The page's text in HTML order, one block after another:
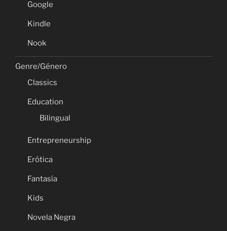
Google
Kindle
Nook
Genre/Género
Classics
Education
Bilingual
Entrepreneurship
Erótica
Fantasía
Kids
Novela Negra